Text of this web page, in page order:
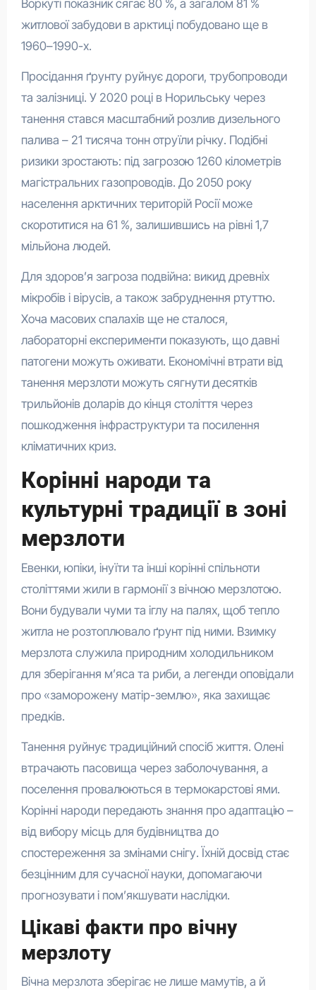
Воркуті показник сягає 80 %, а загалом 81 %
житлової забудови в арктиці побудовано ще в
1960–1990-х.
Просідання ґрунту руйнує дороги, трубопроводи
та залізниці. У 2020 році в Норильську через
танення стався масштабний розлив дизельного
палива – 21 тисяча тонн отруїли річку. Подібні
ризики зростають: під загрозою 1260 кілометрів
магістральних газопроводів. До 2050 року
населення арктичних територій Росії може
скоротитися на 61 %, залишившись на рівні 1,7
мільйона людей.
Для здоров’я загроза подвійна: викид древніх
мікробів і вірусів, а також забруднення ртуттю.
Хоча масових спалахів ще не сталося,
лабораторні експерименти показують, що давні
патогени можуть оживати. Економічні втрати від
танення мерзлоти можуть сягнути десятків
трильйонів доларів до кінця століття через
пошкодження інфраструктури та посилення
кліматичних криз.
Корінні народи та
культурні традиції в зоні
мерзлоти
Евенки, юпіки, інуїти та інші корінні спільноти
століттями жили в гармонії з вічною мерзлотою.
Вони будували чуми та іглу на палях, щоб тепло
житла не розтоплювало ґрунт під ними. Взимку
мерзлота служила природним холодильником
для зберігання м’яса та риби, а легенди оповідали
про «заморожену матір-землю», яка захищає
предків.
Танення руйнує традиційний спосіб життя. Олені
втрачають пасовища через заболочування, а
поселення провалюються в термокарстові ями.
Корінні народи передають знання про адаптацію –
від вибору місць для будівництва до
спостереження за змінами снігу. Їхній досвід стає
безцінним для сучасної науки, допомагаючи
прогнозувати і пом’якшувати наслідки.
Цікаві факти про вічну
мерзлоту
Вічна мерзлота зберігає не лише мамутів, а й